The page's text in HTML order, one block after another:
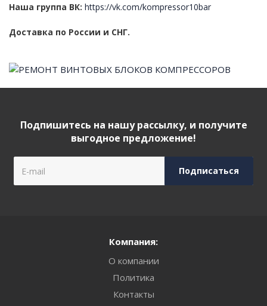
Наша группа ВК: https://vk.com/kompressor10bar
Доставка по России и СНГ.
Подпишитесь на нашу рассылку, и получите
выгодное предложение!
Компания:
О компании
Политика
Контакты